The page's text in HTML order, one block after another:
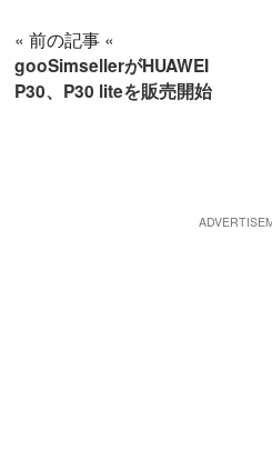
« 前の記事 «
gooSimsellerがHUAWEI
P30、P30 liteを販売開始